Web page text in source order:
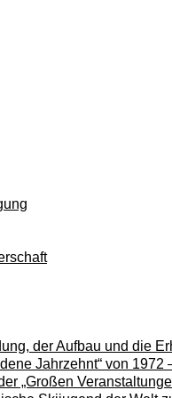
der Aufbau und die
Jahrzehnt“ von 1972
„Großen